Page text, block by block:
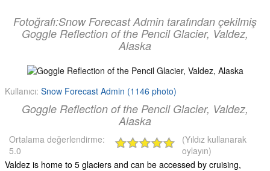
Fotoğrafı:Snow Forecast Admin tarafından çekilmiş
Goggle Reflection of the Pencil Glacier, Valdez,
Alaska
Kullanıcı: Snow Forecast Admin (1146 photo)
Goggle Reflection of the Pencil Glacier, Valdez,
Alaska
Ortalama değerlendirme:
5.0
(Yıldız kullanarak
oylayın)
Valdez is home to 5 glaciers and can be accessed by cruising,